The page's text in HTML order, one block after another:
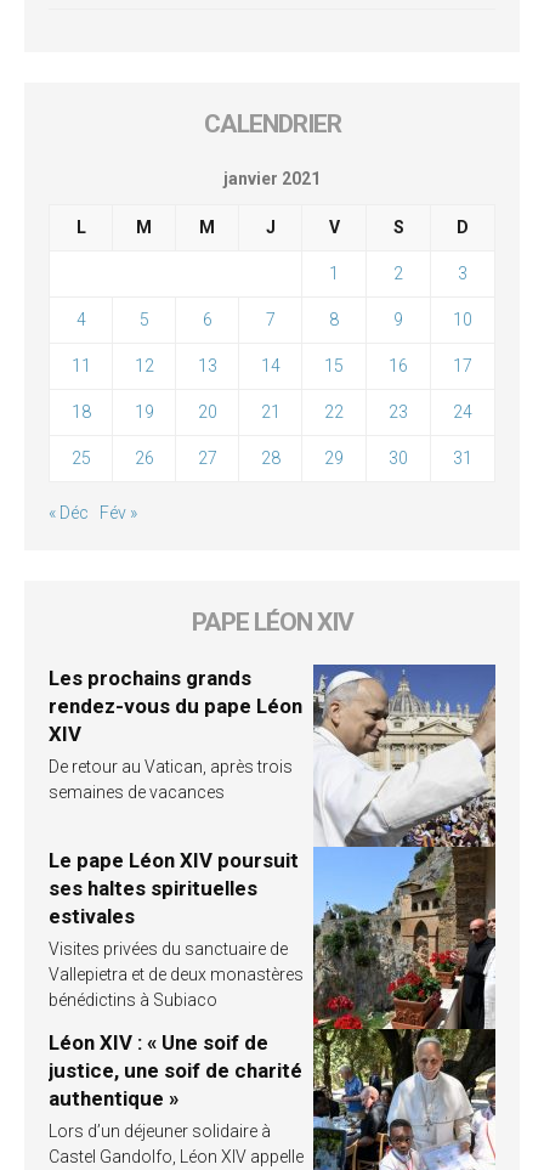
CALENDRIER
janvier 2021
L M M J V S D
1 2 3
4 5 6 7 8 9 10
11 12 13 14 15 16 17
18 19 20 21 22 23 24
25 26 27 28 29 30 31
« Déc Fév »
PAPE LÉON XIV
Les prochains grands
rendez-vous du pape Léon
XIV
De retour au Vatican, après trois
semaines de vacances
Le pape Léon XIV poursuit
ses haltes spirituelles
estivales
Visites privées du sanctuaire de
Vallepietra et de deux monastères
bénédictins à Subiaco
Léon XIV : « Une soif de
justice, une soif de charité
authentique »
Lors d’un déjeuner solidaire à
Castel Gandolfo, Léon XIV appelle